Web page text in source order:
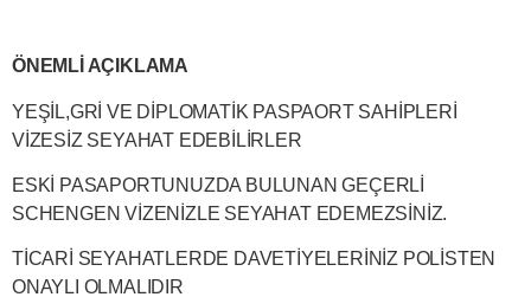
ÖNEMLİ AÇIKLAMA
YEŞİL,GRİ VE DİPLOMATİK PASPAORT SAHİPLERİ
VİZESİZ SEYAHAT EDEBİLİRLER
ESKİ PASAPORTUNUZDA BULUNAN GEÇERLİ
SCHENGEN VİZENİZLE SEYAHAT EDEMEZSİNİZ.
TİCARİ SEYAHATLERDE DAVETİYELERİNİZ POLİSTEN
ONAYLI OLMALIDIR